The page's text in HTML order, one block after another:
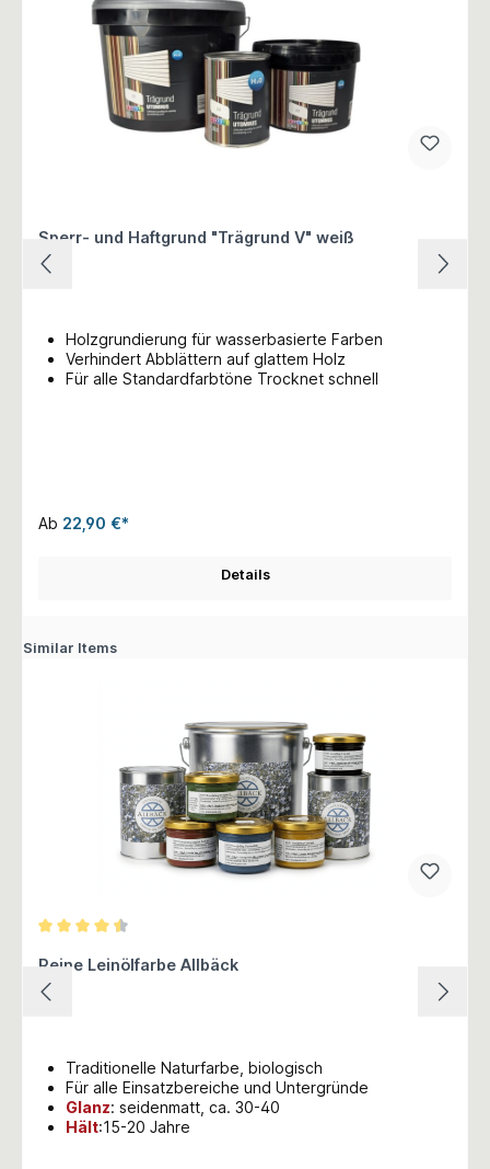
Sperr- und Haftgrund "Trägrund V" weiß
Holzgrundierung für wasserbasierte Farben
Verhindert Abblättern auf glattem Holz
Für alle Standardfarbtöne Trocknet schnell
Ab 22,90 €*
Details
Similar Items
Reine Leinölfarbe Allbäck
Traditionelle Naturfarbe, biologisch
Für alle Einsatzbereiche und Untergründe
Glanz: seidenmatt, ca. 30-40
Hält:15-20 Jahre